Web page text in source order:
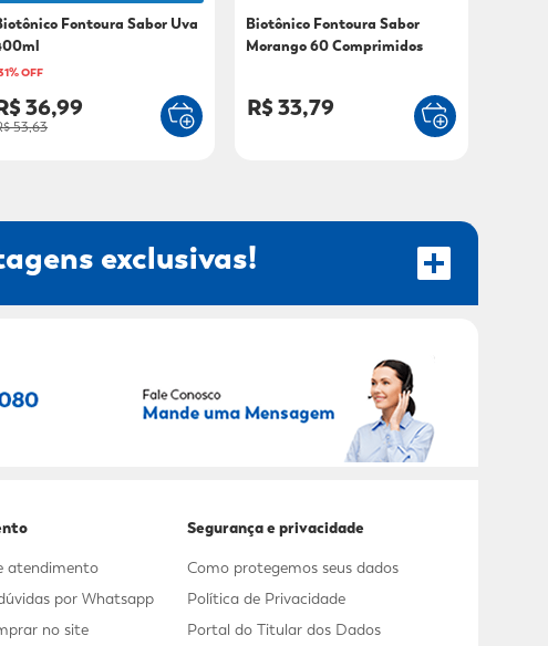
Fontoura Sabor Uva
% OFF
36,99
53,63
Biotônico Fontoura Sabor
Morango 60 Comprimidos
R$ 33,79
exclusivas!
RECEBER OFERTAS EXCLUSIVAS!
atendimento
por Whatsapp
no site
Segurança e privacidade
Como protegemos seus dados
Política de Privacidade
Portal do Titular dos Dados